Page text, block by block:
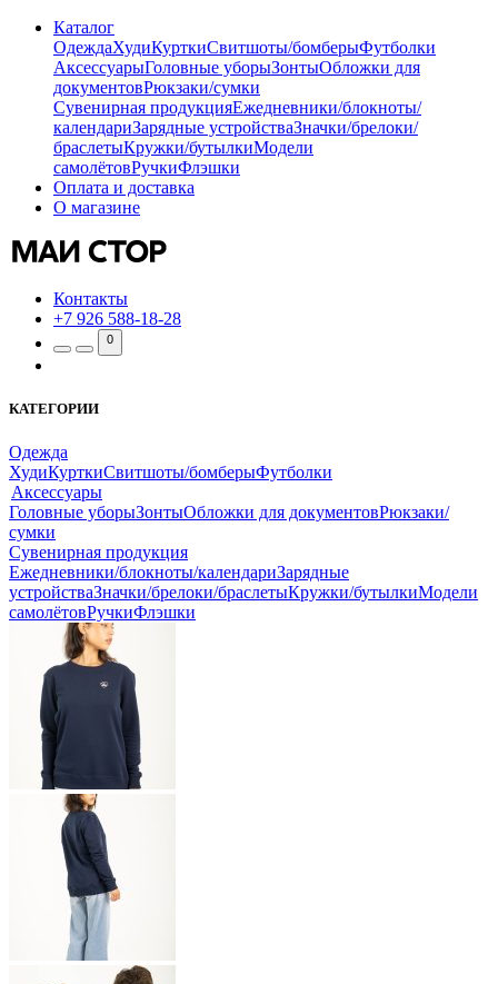
Каталог
ОдеждаХудиКурткиСвитшоты/бомберыФутболки
АксессуарыГоловные уборыЗонтыОбложки для
документовРюкзаки/сумки
Сувенирная продукцияЕжедневники/блокноты/
календариЗарядные устройстваЗначки/брелоки/
браслетыКружки/бутылкиМодели
самолётовРучкиФлэшки
Оплата и доставка
О магазине
Контакты
+7 926 588-18-28
0
КАТЕГОРИИ
Одежда
ХудиКурткиСвитшоты/бомберыФутболки
Аксессуары
Головные уборыЗонтыОбложки для документовРюкзаки/
сумки
Сувенирная продукция
Ежедневники/блокноты/календариЗарядные
устройстваЗначки/брелоки/браслетыКружки/бутылкиМодели
самолётовРучкиФлэшки